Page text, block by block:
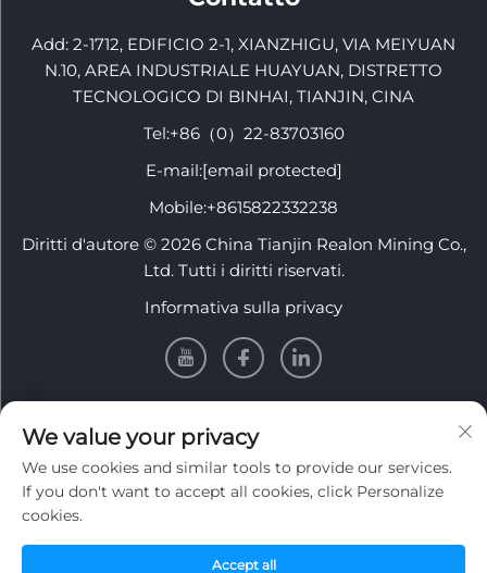
Add: 2-1712, EDIFICIO 2-1, XIANZHIGU, VIA MEIYUAN
N.10, AREA INDUSTRIALE HUAYUAN, DISTRETTO
TECNOLOGICO DI BINHAI, TIANJIN, CINA
Tel:+86（0）22-83703160
E-mail:[email protected]
Mobile:+8615822332238
Diritti d'autore © 2026 China Tianjin Realon Mining Co.,
Ltd. Tutti i diritti riservati.
Informativa sulla privacy
INFORMATION
Iscriviti per ricevere la nostra newsletter settimanale
We value your privacy
We use cookies and similar tools to provide our services.
If you don't want to accept all cookies, click Personalize
cookies.
Accept all